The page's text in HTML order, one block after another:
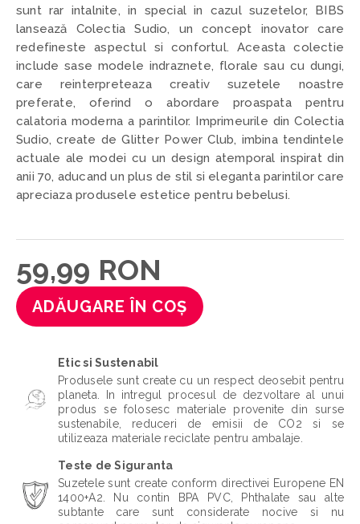
sunt rar intalnite, in special in cazul suzetelor, BIBS
lansează Colectia Sudio, un concept inovator care
redefineste aspectul si confortul. Aceasta colectie
include sase modele indraznete, florale sau cu dungi,
care reinterpreteaza creativ suzetele noastre
preferate, oferind o abordare proaspata pentru
calatoria moderna a parintilor. Imprimeurile din Colectia
Sudio, create de Glitter Power Club, imbina tendintele
actuale ale modei cu un design atemporal inspirat din
anii 70, aducand un plus de stil si eleganta parintilor care
apreciaza produsele estetice pentru bebelusi.
59,99 RON
ADĂUGARE ÎN COȘ
Etic si Sustenabil
Produsele sunt create cu un respect deosebit pentru
planeta. In intregul procesul de dezvoltare al unui
produs se folosesc materiale provenite din surse
sustenabile, reduceri de emisii de CO2 si se
utilizeaza materiale reciclate pentru ambalaje.
Teste de Siguranta
Suzetele sunt create conform directivei Europene EN
1400+A2. Nu contin BPA PVC, Phthalate sau alte
subtante care sunt considerate nocive si nu